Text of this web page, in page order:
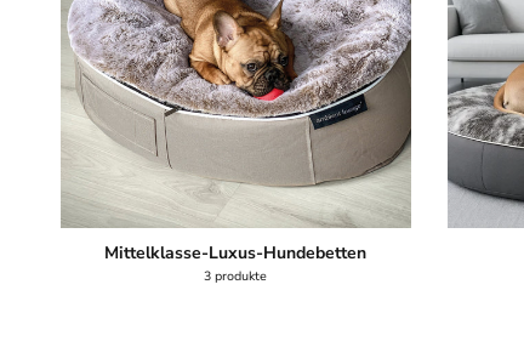
Mittelklasse-Luxus-Hundebetten
3 produkte